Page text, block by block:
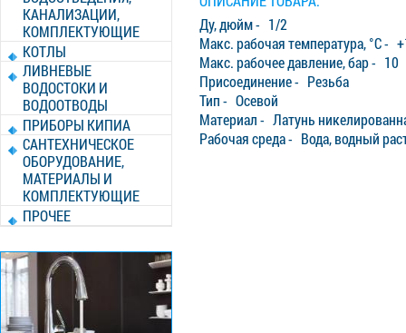
КАНАЛИЗАЦИИ,
КОМПЛЕКТУЮЩИЕ
КОТЛЫ
ЛИВНЕВЫЕ
ВОДОСТОКИ И
ВОДООТВОДЫ
ПРИБОРЫ КИПИА
САНТЕХНИЧЕСКОЕ
ОБОРУДОВАНИЕ,
МАТЕРИАЛЫ И
КОМПЛЕКТУЮЩИЕ
ПРОЧЕЕ
Ду, дюйм - 1/2
Макс. рабочая температура, °C -
Макс. рабочее давление, бар - 10
Присоединение - Резьба
Тип - Осевой
Материал - Латунь
Рабочая среда - Вода, водный